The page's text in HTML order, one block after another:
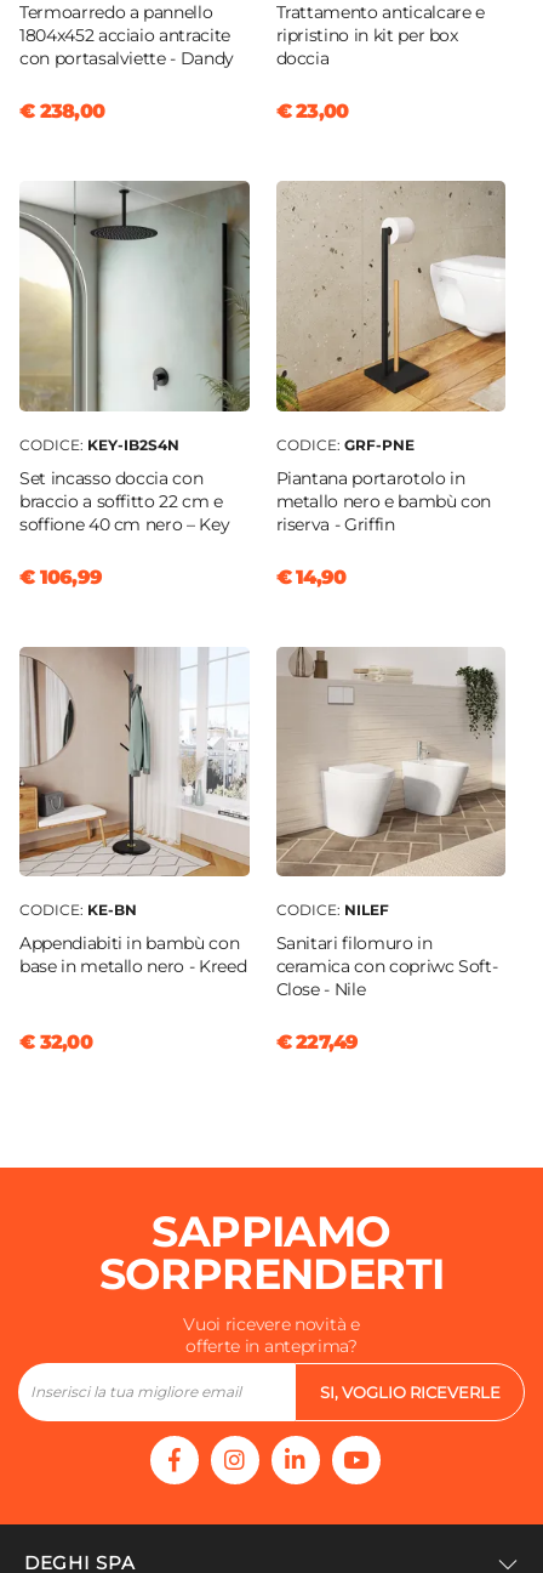
Termoarredo a pannello
1804x452 acciaio antracite
con portasalviette - Dandy
€ 238,00
Trattamento anticalcare e
ripristino in kit per box
doccia
€ 23,00
CODICE: KEY-IB2S4N
Set incasso doccia con
braccio a soffitto 22 cm e
soffione 40 cm nero – Key
€ 106,99
CODICE: GRF-PNE
Piantana portarotolo in
metallo nero e bambù con
riserva - Griffin
€ 14,90
CODICE: KE-BN
Appendiabiti in bambù con
base in metallo nero - Kreed
€ 32,00
CODICE: NILEF
Sanitari filomuro in
ceramica con copriwc Soft-
Close - Nile
€ 227,49
SAPPIAMO
SORPRENDERTI
Vuoi ricevere novità e
offerte in anteprima?
SI, VOGLIO RICEVERLE
DEGHI SPA